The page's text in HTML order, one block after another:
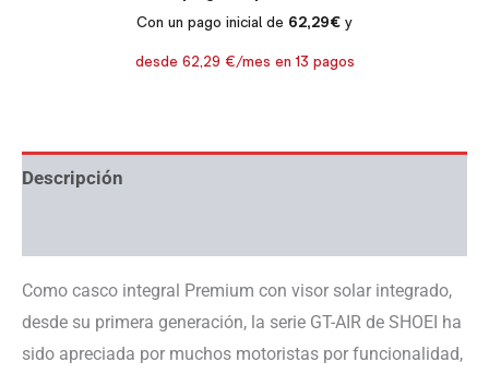
Descripción
Como casco integral Premium con visor solar integrado,
desde su primera generación, la serie GT-AIR de SHOEI ha
sido apreciada por muchos motoristas por funcionalidad,